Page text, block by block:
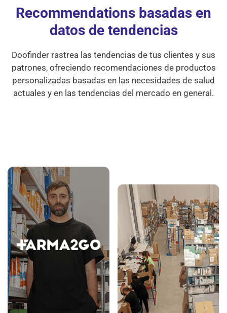
Recommendations basadas en
datos de tendencias
Doofinder rastrea las tendencias de tus clientes y sus
patrones, ofreciendo recomendaciones de productos
personalizadas basadas en las necesidades de salud
actuales y en las tendencias del mercado en general.